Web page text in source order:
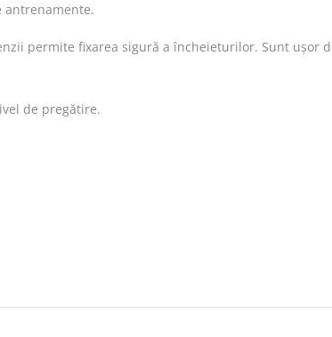
permite fixarea sigură a încheieturilor. Sunt ușor
de pregătire.